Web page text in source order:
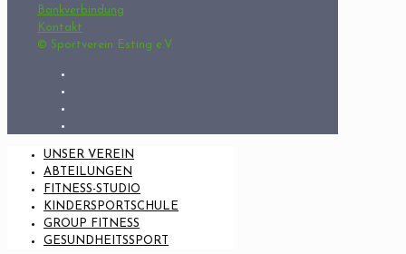
Bankverbindung
Kontakt
© Sportverein Esting e.V.
UNSER VEREIN
ABTEILUNGEN
FITNESS-STUDIO
KINDERSPORTSCHULE
GROUP FITNESS
GESUNDHEITSSPORT